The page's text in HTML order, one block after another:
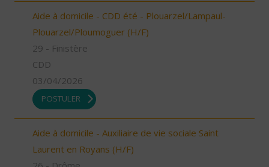
Aide à domicile - CDD été - Plouarzel/Lampaul-
Plouarzel/Ploumoguer (H/F)
29 - Finistère
CDD
03/04/2026
POSTULER
Aide à domicile - Auxiliaire de vie sociale Saint
Laurent en Royans (H/F)